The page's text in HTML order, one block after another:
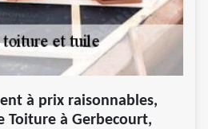
à prix raisonnables,
Toiture à Gerbecourt,